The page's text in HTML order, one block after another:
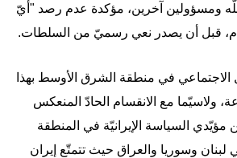
ومسؤولين آخرين، مؤكدة عدم رصد "أيّ
قبل أن يصدر نعي رسميّ من السلطات.
في منطقة الشرق الأوسط بهذا
ولاسيّما مع الانقسام الحادّ المنعكس
مؤيّدي السياسة الإيرانيّة في المنطقة
لبنان وسوريا والعراق حيث تتمتّع إيران